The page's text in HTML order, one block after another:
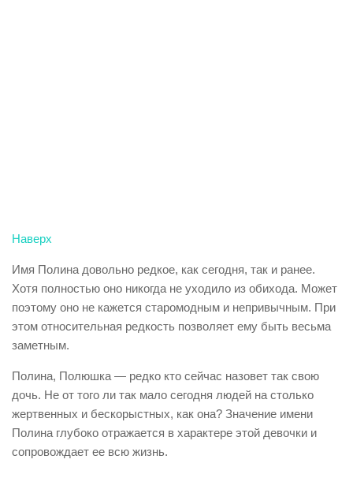
Наверх
Имя Полина довольно редкое, как сегодня, так и ранее.
Хотя полностью оно никогда не уходило из обихода. Может
поэтому оно не кажется старомодным и непривычным. При
этом относительная редкость позволяет ему быть весьма
заметным.
Полина, Полюшка — редко кто сейчас назовет так свою
дочь. Не от того ли так мало сегодня людей на столько
жертвенных и бескорыстных, как она? Значение имени
Полина глубоко отражается в характере этой девочки и
сопровождает ее всю жизнь.